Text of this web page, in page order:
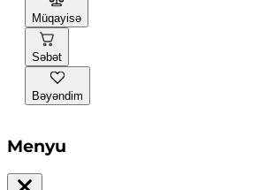
Müqayisə
Səbət
Bəyəndim
Menyu